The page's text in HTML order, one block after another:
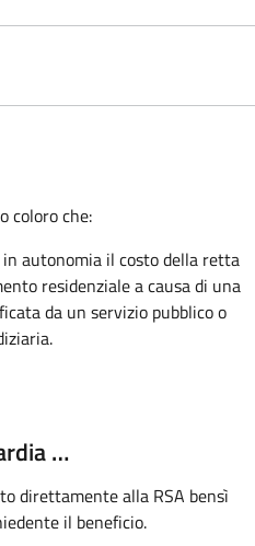
coloro che:
autonomia il costo della retta
residenziale a causa di una
da un servizio pubblico o
…
direttamente alla RSA bensì
il beneficio.